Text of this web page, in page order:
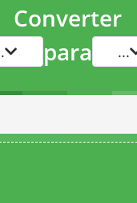
Converter
para ...